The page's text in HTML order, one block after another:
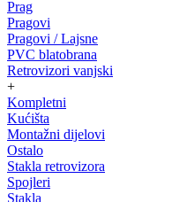
Prag
Pragovi
Pragovi / Lajsne
PVC blatobrana
Retrovizori vanjski
+
Kompletni
Kućišta
Montažni dijelovi
Ostalo
Stakla retrovizora
Spojleri
Stakla